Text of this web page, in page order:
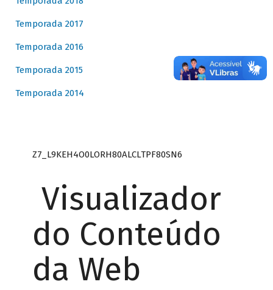
Temporada 2017
Temporada 2016
Temporada 2015
Temporada 2014
Z7_L9KEH4O0LORH80ALCLTPF80SN6
Visualizador
do Conteúdo
da Web